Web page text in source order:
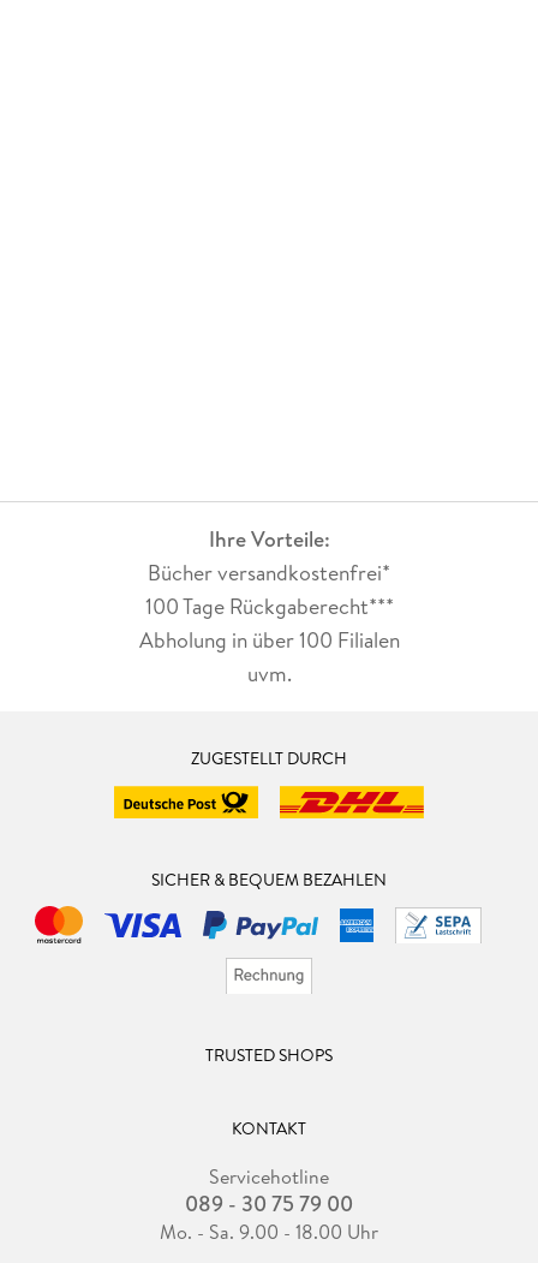
Ihre Vorteile:
Bücher versandkostenfrei*
100 Tage Rückgaberecht***
Abholung in über 100 Filialen
uvm.
ZUGESTELLT DURCH
SICHER & BEQUEM BEZAHLEN
TRUSTED SHOPS
KONTAKT
Servicehotline
089 - 30 75 79 00
Mo. - Sa. 9.00 - 18.00 Uhr